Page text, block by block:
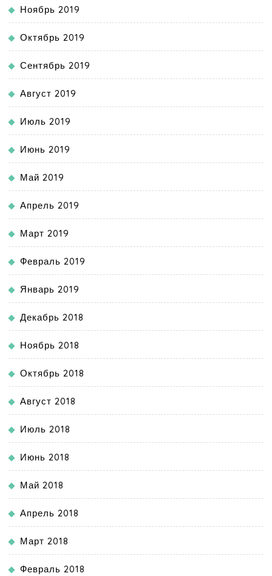
Ноябрь 2019
Октябрь 2019
Сентябрь 2019
Август 2019
Июль 2019
Июнь 2019
Май 2019
Апрель 2019
Март 2019
Февраль 2019
Январь 2019
Декабрь 2018
Ноябрь 2018
Октябрь 2018
Август 2018
Июль 2018
Июнь 2018
Май 2018
Апрель 2018
Март 2018
Февраль 2018